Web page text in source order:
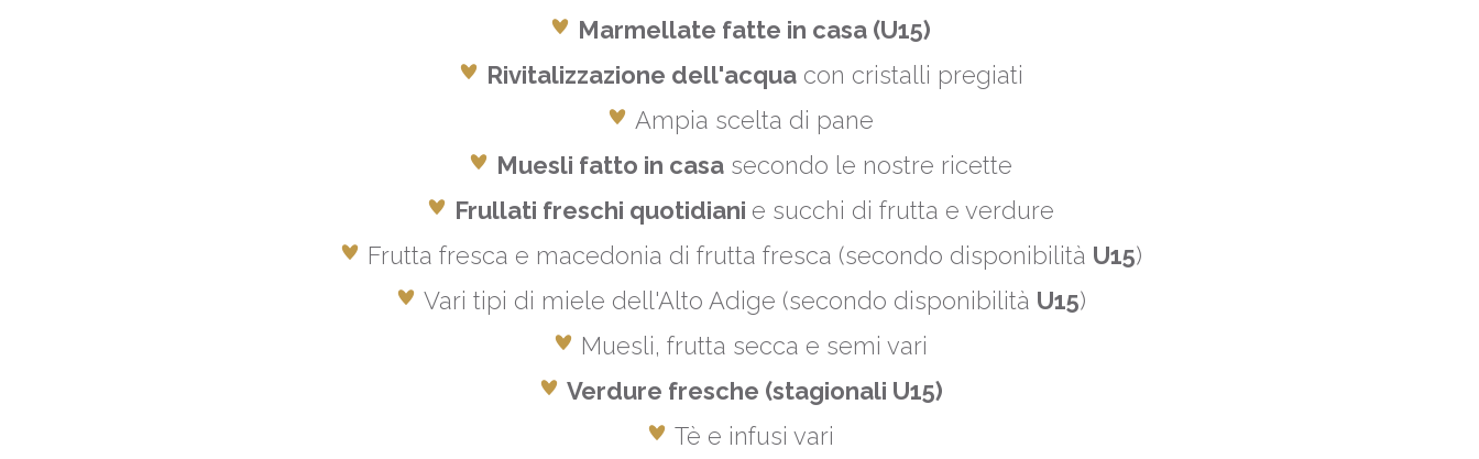
Marmellate fatte in casa (U15)
Rivitalizzazione dell'acquacon cristalli pregiati
Ampia scelta di pane
Muesli fatto in casa secondo le nostre ricette
Frullati freschi quotidiani e succhi di frutta e verdure
Frutta fresca e macedonia di frutta fresca (secondo disponibilità U15)
Vari tipi di miele dell'Alto Adige (secondo disponibilità U15)
Muesli, frutta secca e semi vari
Verdure fresche (stagionali U15)
Tè e infusi vari